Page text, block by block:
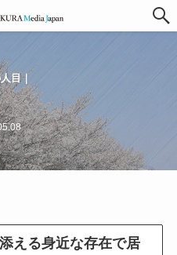
目｜
える身近な存在で居